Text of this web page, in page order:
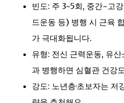
빈도: 주 3~5회, 중간~고
드운동 등) 병행 시 근육
가 극대화됩니다.
유형: 전신 근력운동, 유
과 병행하면 심혈관 건강
강도: 노년층·초보자는 저